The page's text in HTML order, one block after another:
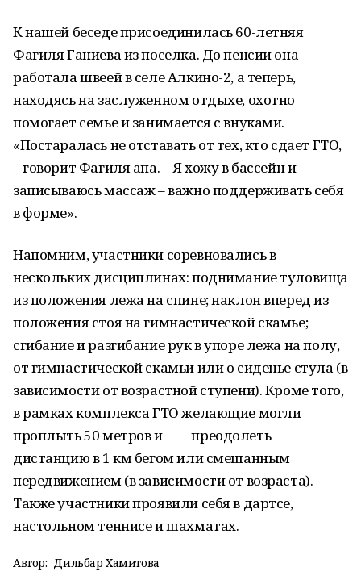
К нашей беседе присоединилась 60-летняя
Фагиля Ганиева из поселка. До пенсии она
работала швеей в селе Алкино-2, а теперь,
находясь на заслуженном отдыхе, охотно
помогает семье и занимается с внуками.
«Постаралась не отставать от тех, кто сдает ГТО,
– говорит Фагиля апа. – Я хожу в бассейн и
записываюсь массаж – важно поддерживать себя
в форме».
Напомним, участники соревновались в
нескольких дисциплинах: поднимание туловища
из положения лежа на спине; наклон вперед из
положения стоя на гимнастической скамье;
сгибание и разгибание рук в упоре лежа на полу,
от гимнастической скамьи или о сиденье стула (в
зависимости от возрастной ступени). Кроме того,
в рамках комплекса ГТО желающие могли
проплыть 50 метров и преодолеть
дистанцию в 1 км бегом или смешанным
передвижением (в зависимости от возраста).
Также участники проявили себя в дартсе,
настольном теннисе и шахматах.
Автор: Дильбар Хамитова